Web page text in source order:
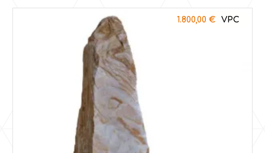
1.800,00 €